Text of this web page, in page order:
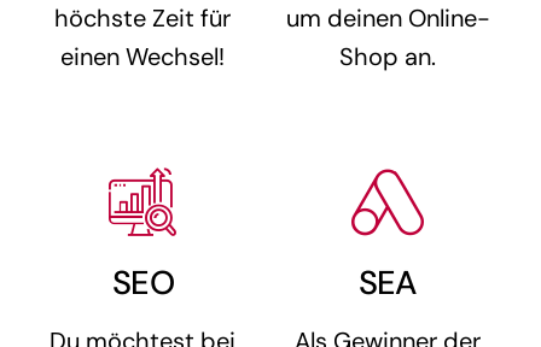
höchste Zeit für
einen Wechsel!
um deinen Online-
Shop an.
SEO
Du möchtest bei
SEA
Als Gewinner der